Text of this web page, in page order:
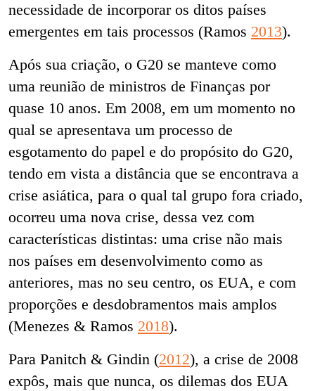
necessidade de incorporar os ditos países
emergentes em tais processos (Ramos 2013).
Após sua criação, o G20 se manteve como
uma reunião de ministros de Finanças por
quase 10 anos. Em 2008, em um momento no
qual se apresentava um processo de
esgotamento do papel e do propósito do G20,
tendo em vista a distância que se encontrava a
crise asiática, para o qual tal grupo fora criado,
ocorreu uma nova crise, dessa vez com
características distintas: uma crise não mais
nos países em desenvolvimento como as
anteriores, mas no seu centro, os EUA, e com
proporções e desdobramentos mais amplos
(Menezes & Ramos 2018).
Para Panitch & Gindin (2012), a crise de 2008
expôs, mais que nunca, os dilemas dos EUA